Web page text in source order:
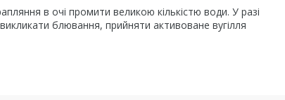
в очі промити великою кількістю води. У разі
блювання, прийняти активоване вугілля